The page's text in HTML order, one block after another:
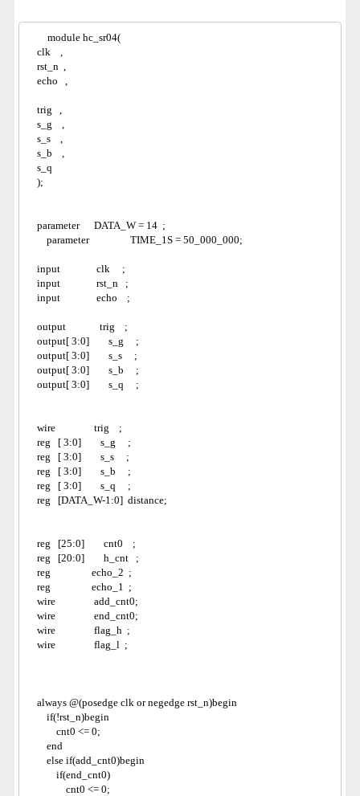
module hc_sr04(
clk    ,
rst_n  ,
echo   ,
trig   ,
s_g    ,
s_s    ,
s_b    ,
s_q
);
parameter      DATA_W = 14  ;
parameter                 TIME_1S = 50_000_000;
input               clk     ;
input               rst_n   ;
input               echo    ;
output              trig    ;
output[ 3:0]        s_g     ;
output[ 3:0]        s_s     ;
output[ 3:0]        s_b     ;
output[ 3:0]        s_q     ;
wire                trig    ;
reg   [ 3:0]        s_g     ;
reg   [ 3:0]        s_s     ;
reg   [ 3:0]        s_b     ;
reg   [ 3:0]        s_q     ;
reg   [DATA_W-1:0]  distance;
reg   [25:0]        cnt0    ;
reg   [20:0]        h_cnt   ;
reg                 echo_2  ;
reg                 echo_1  ;
wire                add_cnt0;
wire                end_cnt0;
wire                flag_h  ;
wire                flag_l  ;
always @(posedge clk or negedge rst_n)begin
if(!rst_n)begin
cnt0 <= 0;
end
else if(add_cnt0)begin
if(end_cnt0)
cnt0 <= 0;